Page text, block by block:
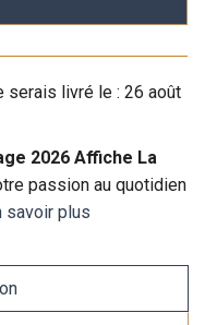
serais livré le :26 août
2026 Affiche La
passion au quotidien
savoir plus